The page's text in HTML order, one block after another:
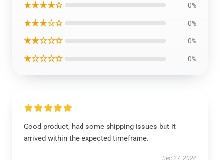
★★★★☆ 0%
★★★☆☆ 0%
★★☆☆☆ 0%
★☆☆☆☆ 0%
Good product, had some shipping issues but it
arrived within the expected timeframe.
Dec 27, 2024